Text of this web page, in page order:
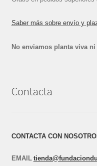
Saber más sobre envío y
No enviamos planta viva
Contacta
CONTACTA CON
EMAIL